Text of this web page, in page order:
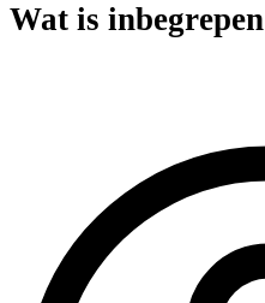
Wat is inbegrepen